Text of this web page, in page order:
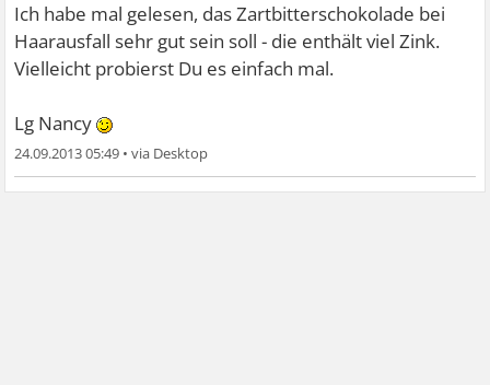
Ich habe mal gelesen, das Zartbitterschokolade bei
Haarausfall sehr gut sein soll - die enthält viel Zink.
Vielleicht probierst Du es einfach mal.
Lg Nancy
24.09.2013 05:49 •